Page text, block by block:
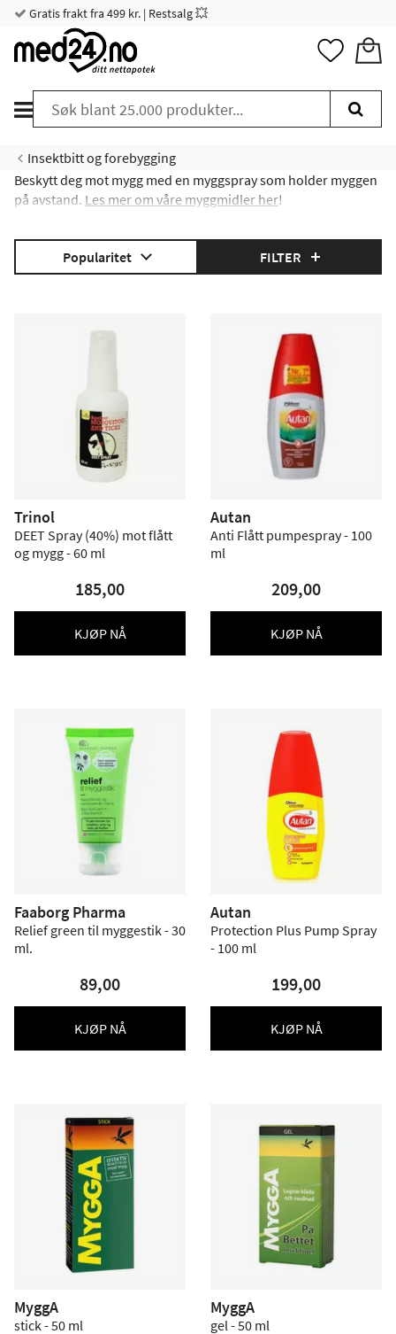
Gratis frakt fra 499 kr. | Restsalg 💥
Insektbitt og forebygging
Beskytt deg mot mygg med en myggspray som holder myggen
på avstand. Les mer om våre myggmidler her!
Popularitet FILTER
Trinol
DEET Spray (40%) mot flått
og mygg - 60 ml
185,00
KJØP NÅ
Autan
Anti Flått pumpespray - 100
ml
209,00
KJØP NÅ
Faaborg Pharma
Relief green til myggestik - 30
ml.
89,00
KJØP NÅ
Autan
Protection Plus Pump Spray
- 100 ml
199,00
KJØP NÅ
MyggA
stick - 50 ml
MyggA
gel - 50 ml